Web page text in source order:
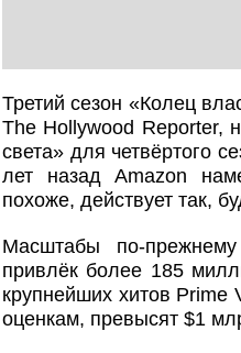
Третий сезон «Колец
The Hollywood Reporter,
света» для четвёртого
лет назад Amazon
похоже, действует так,
Масштабы по-
привлёк более 185
крупнейших хитов
оценкам, превысят $1